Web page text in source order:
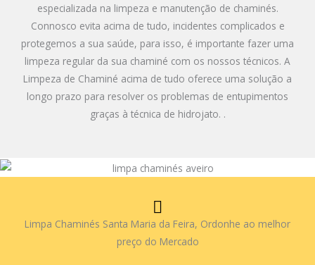
especializada na limpeza e manutenção de chaminés.
Connosco evita acima de tudo, incidentes complicados e
protegemos a sua saúde, para isso, é importante fazer uma
limpeza regular da sua chaminé com os nossos técnicos. A
Limpeza de Chaminé acima de tudo oferece uma solução a
longo prazo para resolver os problemas de entupimentos
graças à técnica de hidrojato. .
Limpa Chaminés Santa Maria da Feira, Ordonhe ao melhor
preço do Mercado